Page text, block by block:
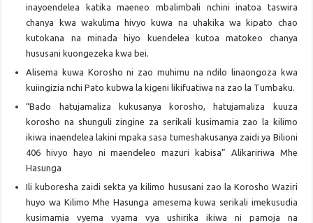
inayoendelea katika maeneo mbalimbali nchini inatoa taswira
chanya kwa wakulima hivyo kuwa na uhakika wa kipato chao
kutokana na minada hiyo kuendelea kutoa matokeo chanya
hususani kuongezeka kwa bei.
Alisema kuwa Korosho ni zao muhimu na ndilo linaongoza kwa
kuiingizia nchi Pato kubwa la kigeni likifuatiwa na zao la Tumbaku.
“Bado hatujamaliza kukusanya korosho, hatujamaliza kuuza
korosho na shunguli zingine za serikali kusimamia zao la kilimo
ikiwa inaendelea lakini mpaka sasa tumeshakusanya zaidi ya Bilioni
406 hivyo hayo ni maendeleo mazuri kabisa” Alikaririwa Mhe
Hasunga
Ili kuboresha zaidi sekta ya kilimo hususani zao la Korosho Waziri
huyo wa Kilimo Mhe Hasunga amesema kuwa serikali imekusudia
kusimamia vyema vyama vya ushirika ikiwa ni pamoja na